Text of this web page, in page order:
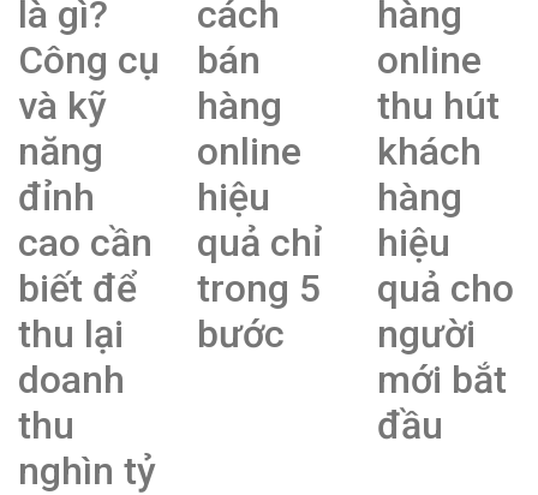
là gì?
Công cụ
và kỹ
năng
đỉnh
cao cần
biết để
thu lại
doanh
thu
nghìn tỷ
cách
bán
hàng
online
hiệu
quả chỉ
trong 5
bước
hàng
online
thu hút
khách
hàng
hiệu
quả cho
người
mới bắt
đầu